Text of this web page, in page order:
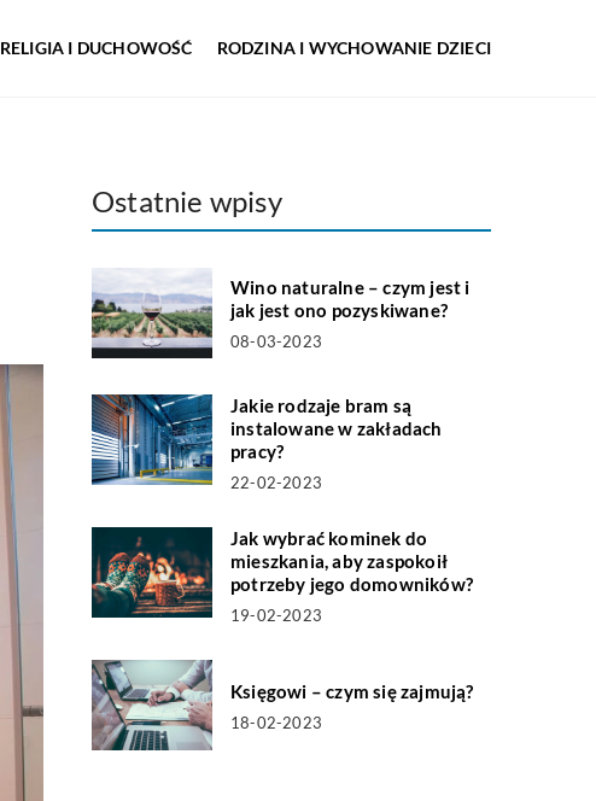
RELIGIA I DUCHOWOŚĆ RODZINA I WYCHOWANIE DZIECI
Ostatnie wpisy
Wino naturalne – czym jest i
jak jest ono pozyskiwane?
08-03-2023
Jakie rodzaje bram są
instalowane w zakładach
pracy?
22-02-2023
Jak wybrać kominek do
mieszkania, aby zaspokoił
potrzeby jego domowników?
19-02-2023
Księgowi – czym się zajmują?
18-02-2023